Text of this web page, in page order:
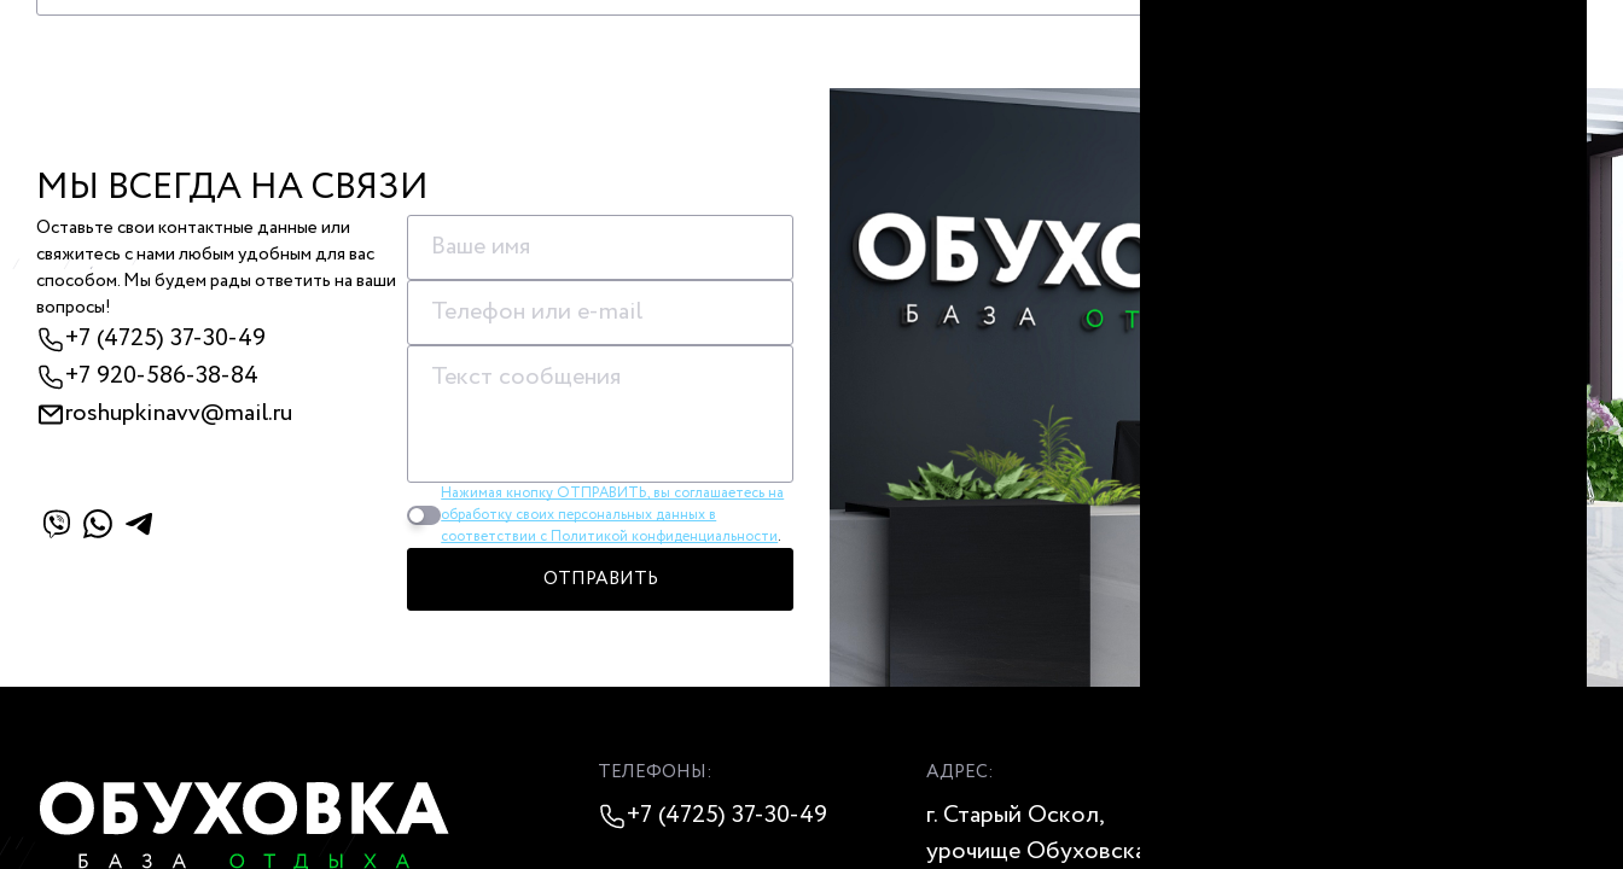
МЫ ВСЕГДА НА СВЯЗИ
Оставьте свои контактные данные или
свяжитесь с нами любым удобным для вас
способом. Мы будем рады ответить на ваши
вопросы!
+7 (4725) 37-30-49
+7 920-586-38-84
roshupkinavv@mail.ru
Нажимая кнопку ОТПРАВИТЬ, вы соглашаетесь на
обработку своих персональных данных в
соответствии с Политикой конфиденциальности.
ОТПРАВИТЬ
ТЕЛЕФОНЫ:
+7 (4725) 37-30-49
АДРЕС:
г. Старый Оскол,
урочище Обуховская дача,